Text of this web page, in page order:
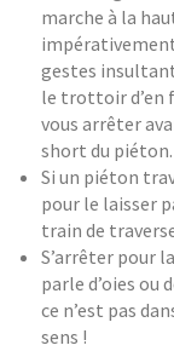
marche à la
gestes
le trottoir d’en
vous arrêter
short du piéton.
Si un piéton
pour le laisser
train de
S’arrêter pour
parle d’oies ou
ce n’est pas
sens !